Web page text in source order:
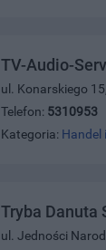
TV-Audio-
ul. Konarskiego
Telefon: 5310953
Kategoria: Handel
Tryba Danuta
ul. Jedności